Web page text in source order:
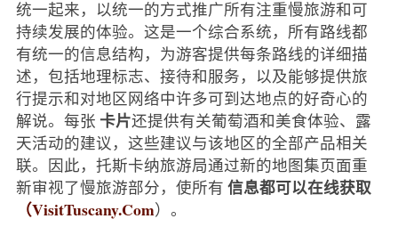
统一起来，以统一的方式推广所有注重慢旅游和可
持续发展的体验。这是一个综合系统，所有路线都
有统一的信息结构，为游客提供每条路线的详细描
述，包括地理标志、接待和服务，以及能够提供旅
行提示和对地区网络中许多可到达地点的好奇心的
解说。每张 卡片还提供有关葡萄酒和美食体验、露
天活动的建议，这些建议与该地区的全部产品相关
联。因此，托斯卡纳旅游局通过新的地图集页面重
新审视了慢旅游部分，使所有 信息都可以在线获取
（VisitTuscany.Com）。